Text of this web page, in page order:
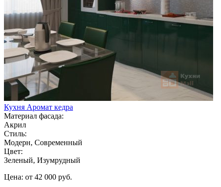
Кухня Аромат кедра
Материал фасада:
Акрил
Стиль:
Модерн, Современный
Цвет:
Зеленый, Изумрудный
Цена: от 42 000 руб.